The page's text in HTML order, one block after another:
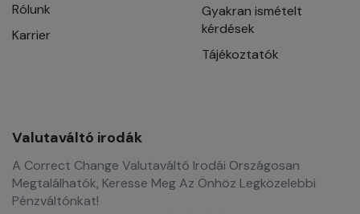
Rólunk
Karrier
Gyakran ismételt
kérdések
Tájékoztatók
Valutaváltó irodák
A Correct Change Valutaváltó Irodái Országosan
Megtalálhatók, Keresse Meg Az Önhöz Legközelebbi
Pénzváltónkat!